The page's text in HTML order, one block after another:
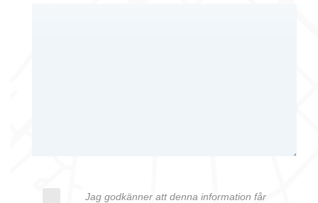
Jag godkänner att denna information får